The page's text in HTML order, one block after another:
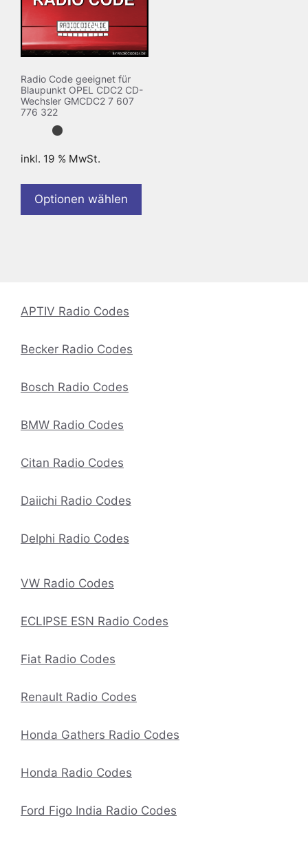
Radio Code geeignet für
Blaupunkt OPEL CDC2 CD-
Wechsler GMCDC2 7 607
776 322
inkl. 19 % MwSt.
Optionen wählen
APTIV Radio Codes
Becker Radio Codes
Bosch Radio Codes
BMW Radio Codes
Citan Radio Codes
Daiichi Radio Codes
Delphi Radio Codes
VW Radio Codes
ECLIPSE ESN Radio Codes
Fiat Radio Codes
Renault Radio Codes
Honda Gathers Radio Codes
Honda Radio Codes
Ford Figo India Radio Codes